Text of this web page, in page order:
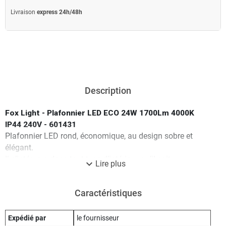
Livraison express 24h/48h
Description
Fox Light - Plafonnier LED ECO 24W 1700Lm 4000K
IP44 240V - 601431
Plafonnier LED rond, économique, au design sobre et
élégant.
Il s’intégrera dans tout type d’intérieur, qu’il soit
des hauteurs sous plafond standards (2m50).
Caractéristiques techniques:
expand_more Lire plus
Caractéristiques
Expédié par le fournisseur